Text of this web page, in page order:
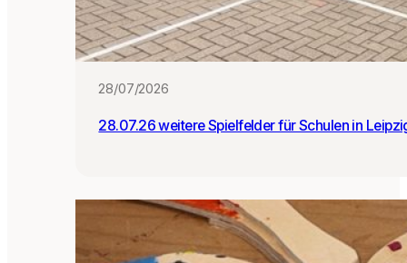
28/07/2026
28.07.26 weitere Spielfelder für Schulen in